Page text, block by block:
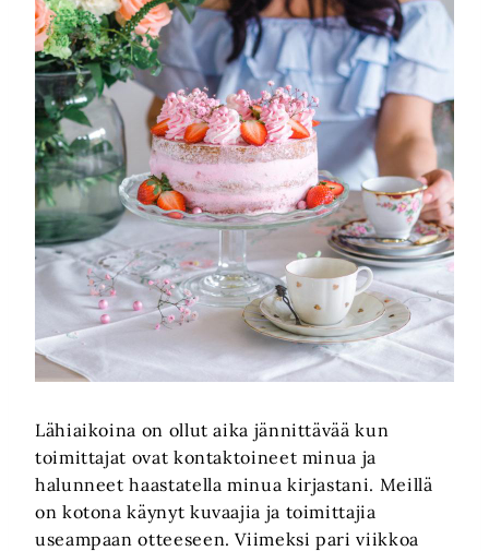
Lähiaikoina on ollut aika jännittävää kun
toimittajat ovat kontaktoineet minua ja
halunneet haastatella minua kirjastani. Meillä
on kotona käynyt kuvaajia ja toimittajia
useampaan otteeseen. Viimeksi pari viikkoa